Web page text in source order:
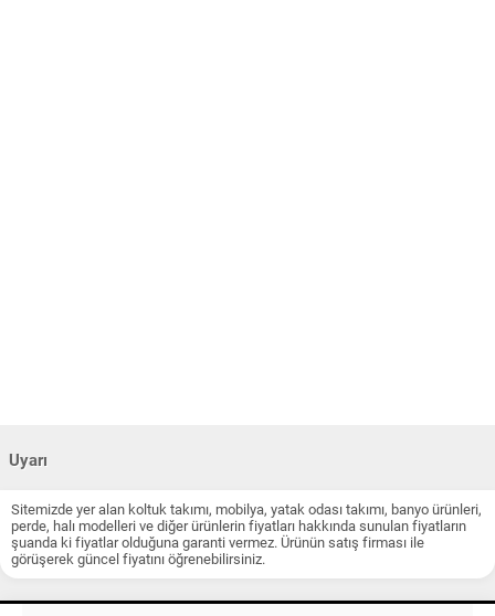
Uyarı
Sitemizde yer alan koltuk takımı, mobilya, yatak odası takımı, banyo ürünleri,
perde, halı modelleri ve diğer ürünlerin fiyatları hakkında sunulan fiyatların
şuanda ki fiyatlar olduğuna garanti vermez. Ürünün satış firması ile
görüşerek güncel fiyatını öğrenebilirsiniz.